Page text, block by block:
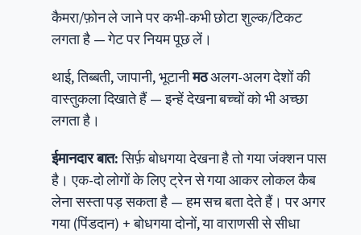
कैमरा/फ़ोन ले जाने पर कभी-कभी छोटा शुल्क/टिकट
लगता है — गेट पर नियम पूछ लें।
थाई, तिब्बती, जापानी, भूटानीमठअलग-अलग देशों की
वास्तुकला दिखाते हैं — इन्हें देखना बच्चों को भी अच्छा
लगता है।
ईमानदार बात:सिर्फ़ बोधगया देखना है तो गया जंक्शन पास
है। एक-दो लोगों के लिए ट्रेन से गया आकर लोकल कैब
लेना सस्ता पड़ सकता है — हम सच बता देते हैं। पर अगर
गया (पिंडदान) + बोधगया दोनों, या वाराणसी से सीधा